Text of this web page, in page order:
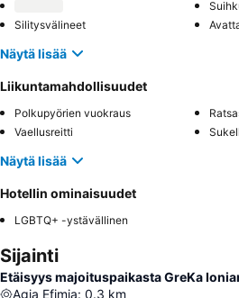
Silitysvälineet
Näytä lisää
Liikuntamahdollisuudet
Polkupyörien vuokraus
Vaellusreitti
Näytä lisää
Hotellin ominaisuudet
LGBTQ+ -ystävällinen
Sijainti
Etäisyys majoituspaikasta GreKa
Agia Efimia: 0.3 km